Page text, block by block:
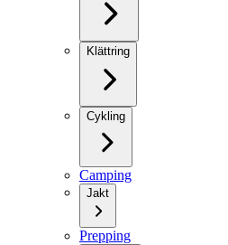
Klättring
Cykling
Camping
Jakt
Prepping